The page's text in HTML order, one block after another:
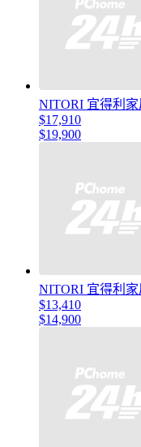
NITORI 宜得利
$17,910
$19,900
NITORI 宜得利
$13,410
$14,900